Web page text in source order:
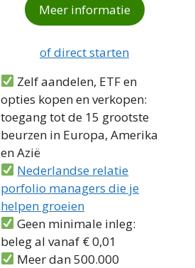
Meer informatie
of direct starten
Zelf aandelen, ETF en
opties kopen en verkopen:
toegang tot de 15 grootste
beurzen in Europa, Amerika
en Azië
Nederlandse relatie
porfolio managers die je
helpen groeien
Geen minimale inleg:
beleg al vanaf € 0,01
Meer dan 500.000